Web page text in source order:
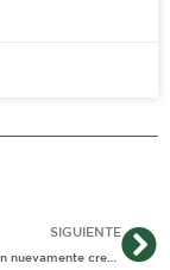
SIGUIENTE
Ganaderos piden nuevamente creación del frigorífico